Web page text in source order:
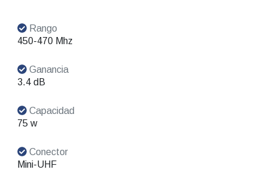
Rango
450-470 Mhz
Ganancia
3.4 dB
Capacidad
75 w
Conector
Mini-UHF